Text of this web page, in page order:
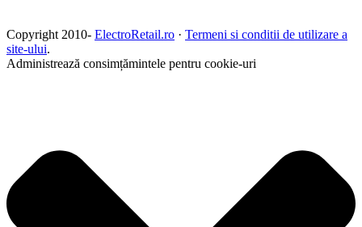
Copyright 2010- ElectroRetail.ro · Termeni si conditii de utilizare a
site-ului.
Administrează consimțămintele pentru cookie-uri